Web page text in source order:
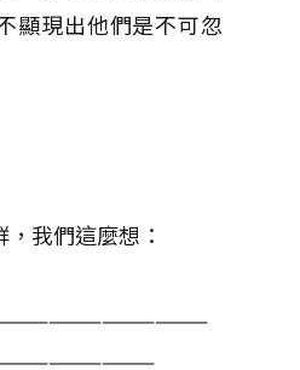
顯現出他們是不可忽
我們這麼想：